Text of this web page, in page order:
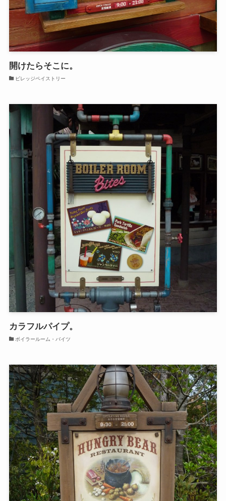
開けたらそこに。
ビレッジペイストリー
カラフルパイプ。
ボイラールーム・バイツ